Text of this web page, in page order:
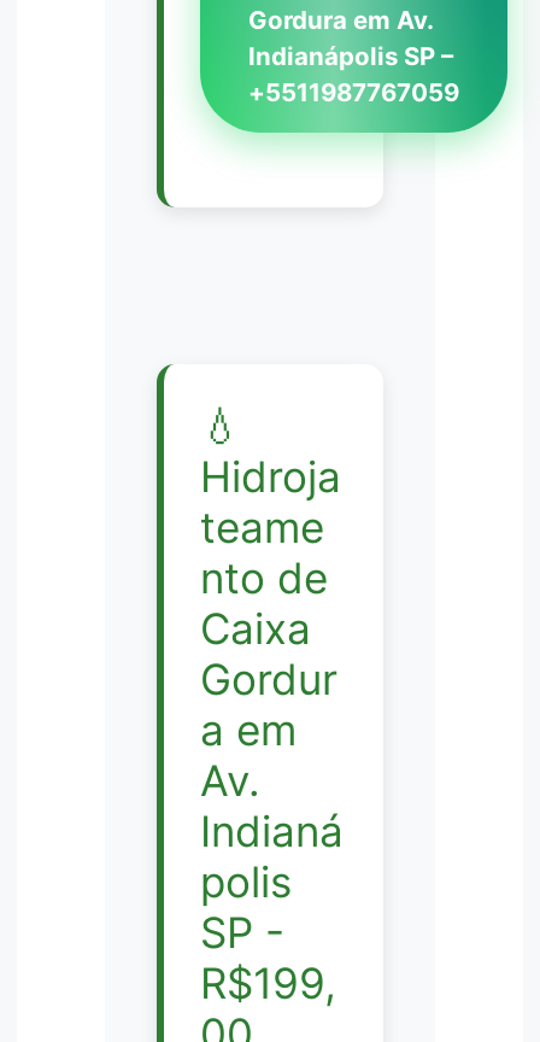
Gordura em Av.
Indianápolis SP –
+5511987767059
💧
Hidroja
teame
nto de
Caixa
Gordur
a em
Av.
Indianá
polis
SP -
R$199,